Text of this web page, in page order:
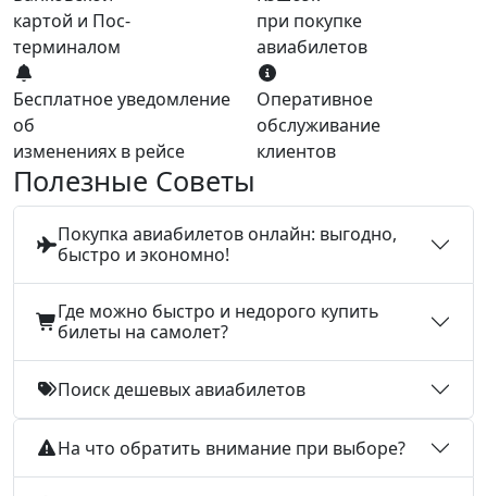
картой и Пос-
терминалом
при покупке
авиабилетов
Бесплатное уведомление
об
изменениях в рейсе
Оперативное
обслуживание
клиентов
Полезные Советы
Покупка авиабилетов онлайн: выгодно,
быстро и экономно!
Где можно быстро и недорого купить
билеты на самолет?
Поиск дешевых авиабилетов
На что обратить внимание при выборе?